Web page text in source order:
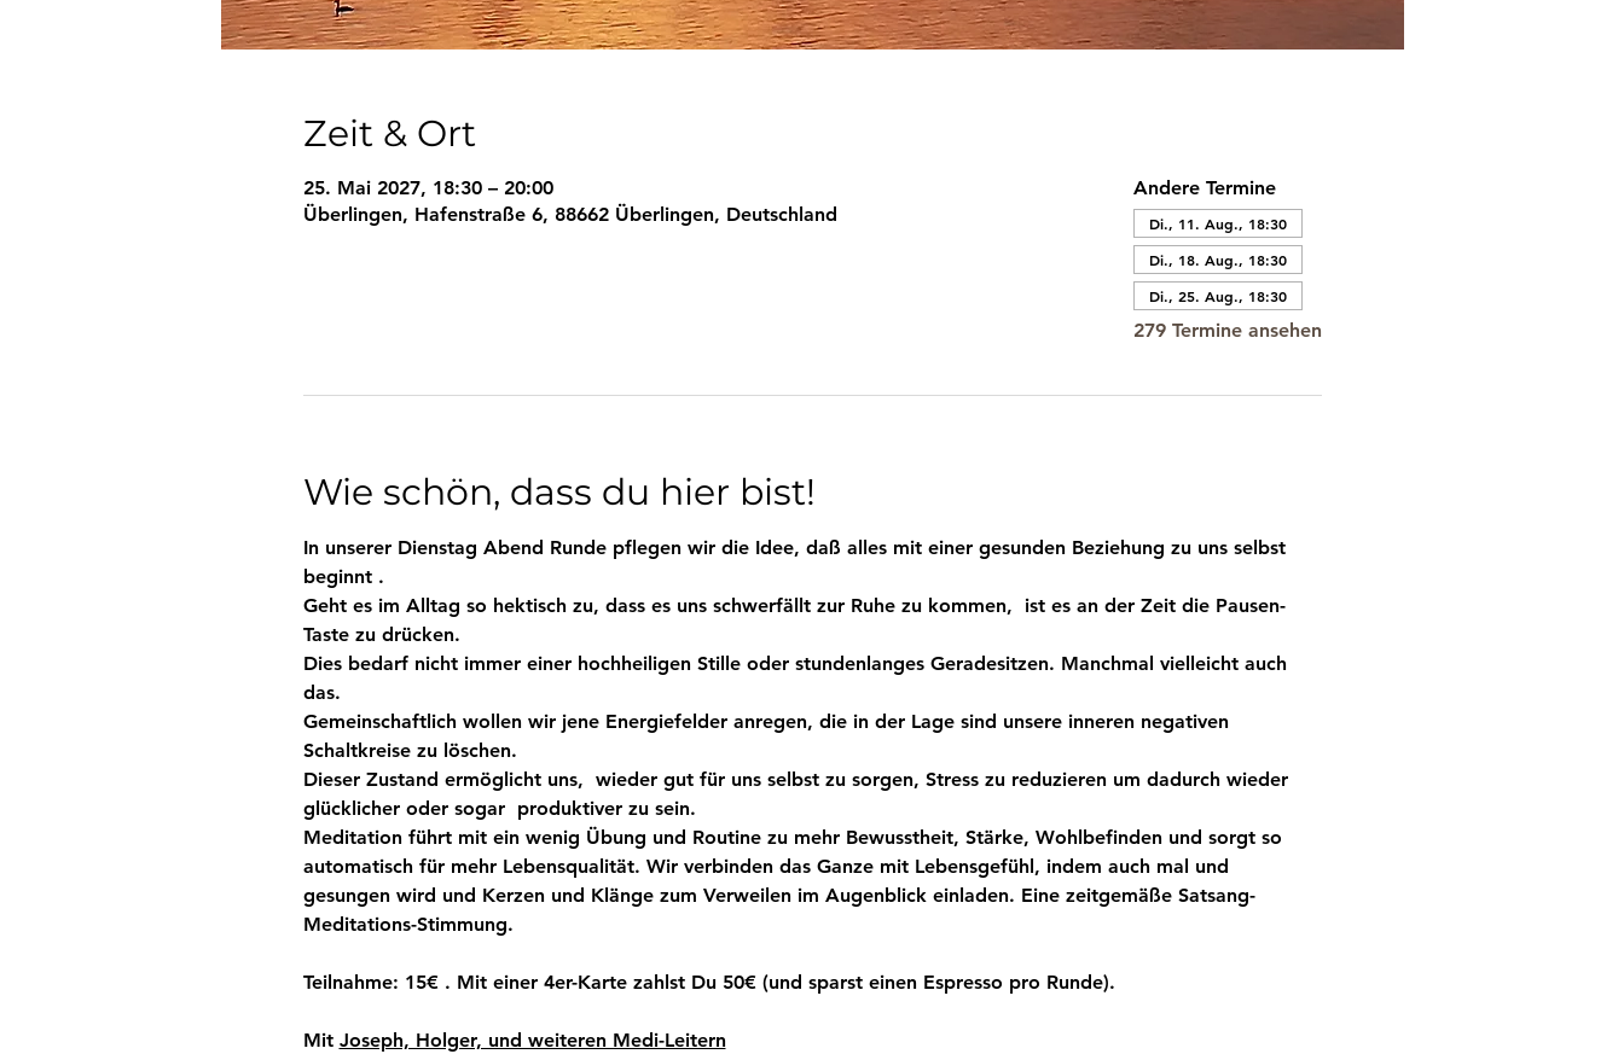
Zeit & Ort
25. Mai 2027, 18:30 – 20:00
Überlingen, Hafenstraße 6, 88662 Überlingen, Deutschland
Andere Termine
Di., 11. Aug., 18:30
Di., 18. Aug., 18:30
Di., 25. Aug., 18:30
279 Termine ansehen
Wie schön, dass du hier bist!
In unserer Dienstag Abend Runde pflegen wir die Idee, daß alles mit einer gesunden Beziehung zu uns selbst
beginnt .
Geht es im Alltag so hektisch zu, dass es uns schwerfällt zur Ruhe zu kommen,  ist es an der Zeit die Pausen-
Taste zu drücken.
Dies bedarf nicht immer einer hochheiligen Stille oder stundenlanges Geradesitzen. Manchmal vielleicht auch
das.
Gemeinschaftlich wollen wir jene Energiefelder anregen, die in der Lage sind unsere inneren negativen
Schaltkreise zu löschen.
Dieser Zustand ermöglicht uns,  wieder gut für uns selbst zu sorgen, Stress zu reduzieren um dadurch wieder
glücklicher oder sogar  produktiver zu sein.
Meditation führt mit ein wenig Übung und Routine zu mehr Bewusstheit, Stärke, Wohlbefinden und sorgt so
automatisch für mehr Lebensqualität. Wir verbinden das Ganze mit Lebensgefühl, indem auch mal und
gesungen wird und Kerzen und Klänge zum Verweilen im Augenblick einladen. Eine zeitgemäße Satsang-
Meditations-Stimmung.
Teilnahme: 15€ . Mit einer 4er-Karte zahlst Du 50€ (und sparst einen Espresso pro Runde).
Mit Joseph, Holger, und weiteren Medi-Leitern